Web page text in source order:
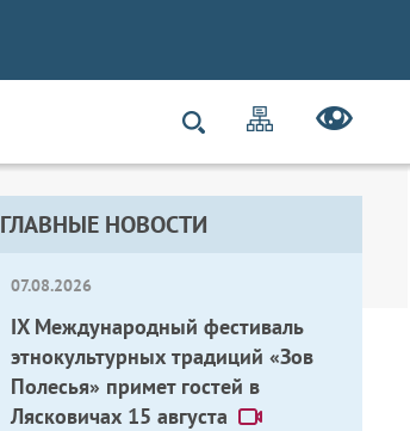
ГЛАВНЫЕ НОВОСТИ
07.08.2026
IX Международный фестиваль
этнокультурных традиций «Зов
Полесья» примет гостей в
Лясковичах 15 августа